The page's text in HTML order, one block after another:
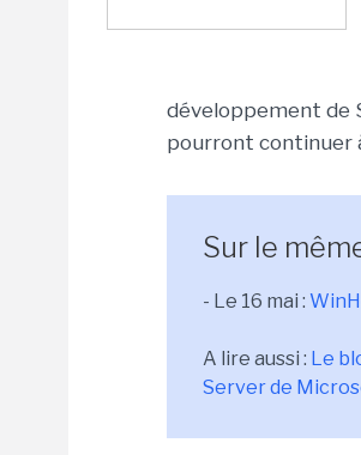
développement de
pourront continuer
Sur le
- Le 16 mai :
A lire aussi : Le
Server de